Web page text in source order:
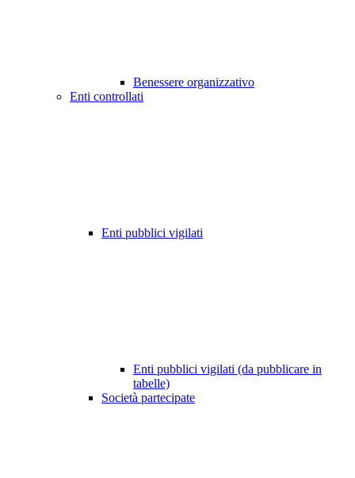
Benessere organizzativo
Enti controllati
Enti pubblici vigilati
Enti pubblici vigilati (da pubblicare in
tabelle)
Società partecipate